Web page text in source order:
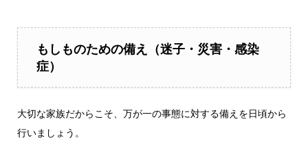
もしものための備え（迷子・災害・感染
症）
大切な家族だからこそ、万が一の事態に対する備えを日頃から
行いましょう。